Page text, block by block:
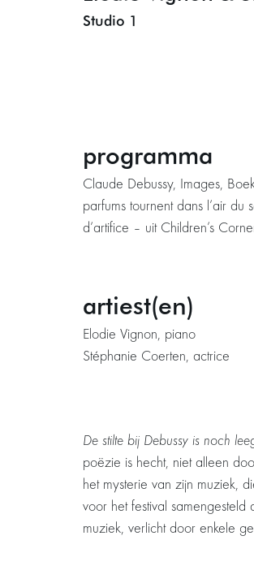
Studio 1
programma
Claude Debussy, Images,
parfums tournent dans l’air
d’artifice – uit Children’s
artiest(en)
Elodie Vignon, piano
Stéphanie Coerten, actrice
De stilte bij Debussy is noch
poëzie is hecht, niet alleen
het mysterie van zijn muziek,
voor het festival samengesteld
muziek, verlicht door enkele